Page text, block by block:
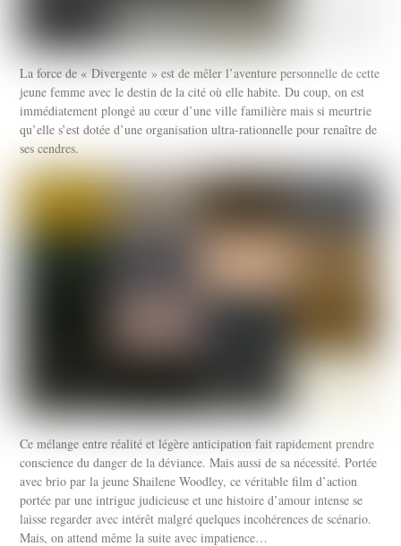
La force de « Divergente » est de mêler l’aventure personnelle de cette
jeune femme avec le destin de la cité où elle habite. Du coup, on est
immédiatement plongé au cœur d’une ville familière mais si meurtrie
qu’elle s’est dotée d’une organisation ultra-rationnelle pour renaître de
ses cendres.
Ce mélange entre réalité et légère anticipation fait rapidement prendre
conscience du danger de la déviance. Mais aussi de sa nécessité. Portée
avec brio par la jeune Shailene Woodley, ce véritable film d’action
portée par une intrigue judicieuse et une histoire d’amour intense se
laisse regarder avec intérêt malgré quelques incohérences de scénario.
Mais, on attend même la suite avec impatience…